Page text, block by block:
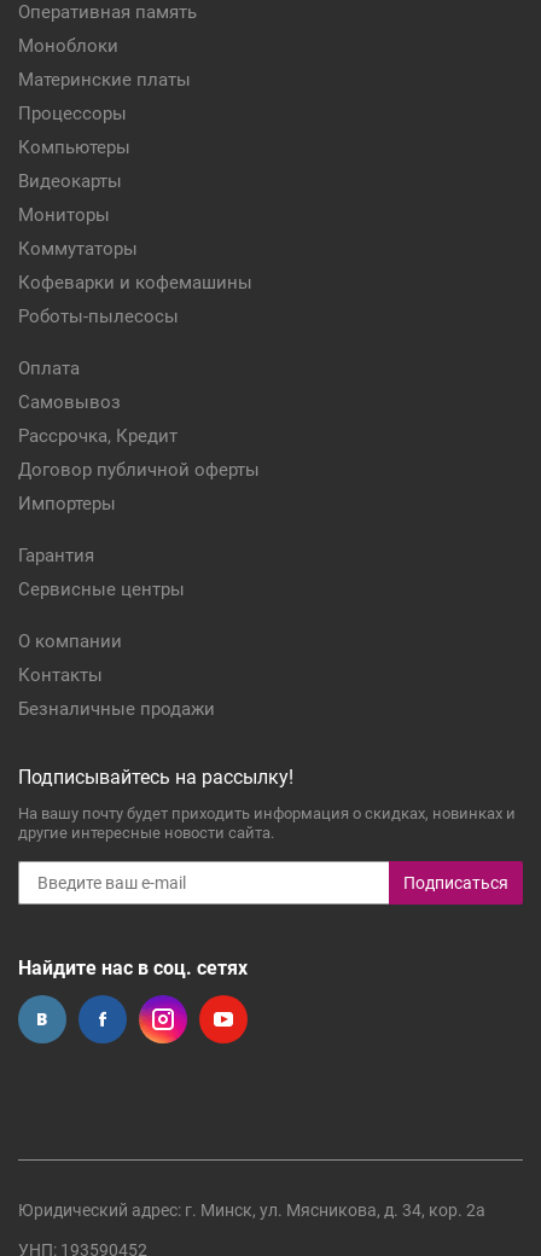
Оперативная память
Моноблоки
Материнские платы
Процессоры
Компьютеры
Видеокарты
Мониторы
Коммутаторы
Кофеварки и кофемашины
Роботы-пылесосы
Оплата
Самовывоз
Рассрочка, Кредит
Договор публичной оферты
Импортеры
Гарантия
Сервисные центры
О компании
Контакты
Безналичные продажи
Подписывайтесь на рассылку!
На вашу почту будет приходить информация о скидках, новинках и
другие интересные новости сайта.
Подписаться
Найдите нас в соц. сетях
Юридический адрес: г. Минск, ул. Мясникова, д. 34, кор. 2а
УНП: 193590452